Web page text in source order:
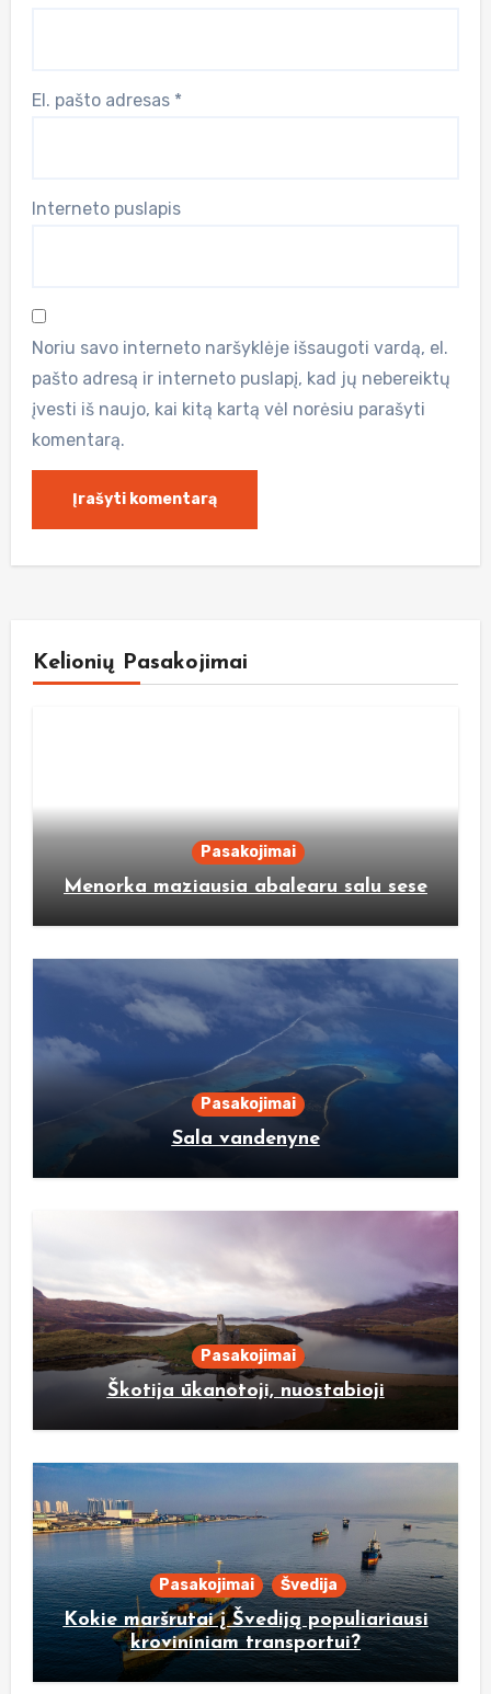
El. pašto adresas *
Interneto puslapis
Noriu savo interneto naršyklėje išsaugoti vardą, el.
pašto adresą ir interneto puslapį, kad jų nebereiktų
įvesti iš naujo, kai kitą kartą vėl norėsiu parašyti
komentarą.
Kelionių Pasakojimai
Pasakojimai
Menorka maziausia abalearu salu sese
Pasakojimai
Sala vandenyne
Pasakojimai
Škotija ūkanotoji, nuostabioji
Pasakojimai Švedija
Kokie maršrutai į Švediją populiariausi
krovininiam transportui?